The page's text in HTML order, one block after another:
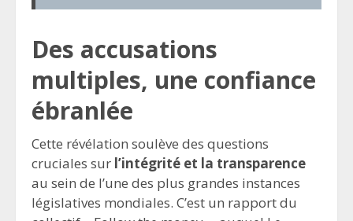
Des accusations
multiples, une confiance
ébranlée
Cette révélation soulève des questions
cruciales sur l’intégrité et la transparence
au sein de l’une des plus grandes instances
législatives mondiales. C’est un rapport du